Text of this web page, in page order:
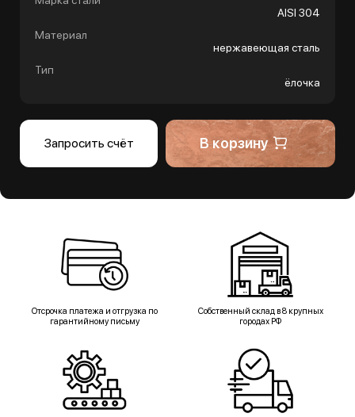
AISI 304
Материал
нержавеющая сталь
Тип
ёлочка
Запросить счёт В корзину
Отсрочка платежа и отгрузка по
гарантийному письму
Собственный склад в 8 крупных
городах РФ